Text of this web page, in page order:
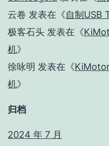
云卷 发表在《自制USB
极客石头 发表在《
机》
徐咏明 发表在《
机》
归档
2024 年 7 月